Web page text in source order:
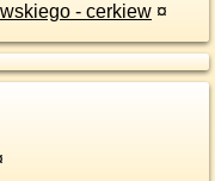
- cerkiew ¤